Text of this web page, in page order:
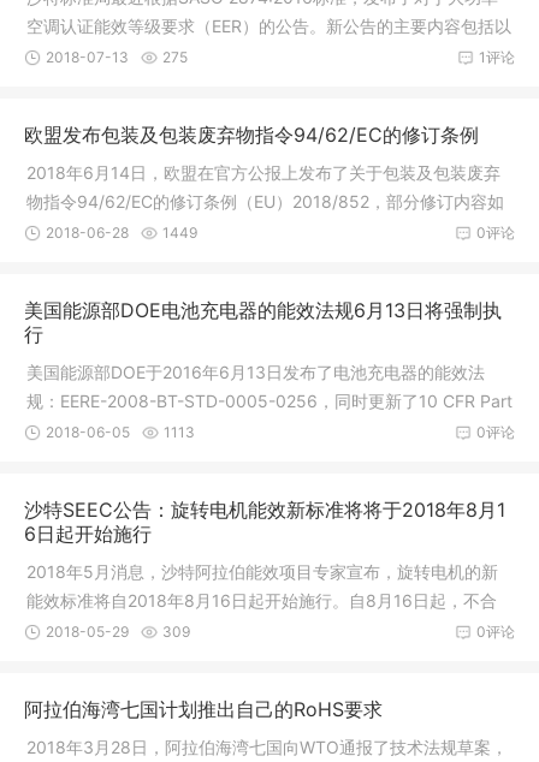
空调认证能效等级要求（EER）的公告。新公告的主要内容包括以
下几点：1）针对大功率空调的符合性证书（CoC）应符合以下要
1评论
2018-07-13 275
欧盟发布包装及包装废弃物指令94/62/EC的修订条例
2018年6月14日，欧盟在官方公报上发布了关于包装及包装废弃
物指令94/62/EC的修订条例（EU）2018/852，部分修订内容如
下：1.第3条第2款：增加2a,2b款关于可重复使用包装和复合包装
0评论
2018-06-28 1449
美国能源部DOE电池充电器的能效法规6月13日将强制执
行
美国能源部DOE于2016年6月13日发布了电池充电器的能效法
规：EERE-2008-BT-STD-0005-0256，同时更新了10 CFR Part
429、430（针对电池充电系统的测试方法和要求），此法规针对
0评论
2018-06-05 1113
沙特SEEC公告：旋转电机能效新标准将将于2018年8月1
6日起开始施行
2018年5月消息，沙特阿拉伯能效项目专家宣布，旋转电机的新
能效标准将自2018年8月16日起开始施行。自8月16日起，不合
规产品一律不得进入沙特海关港口，也不得在沙特本地进行生0评论
2018-05-29 309
阿拉伯海湾七国计划推出自己的RoHS要求
2018年3月28日，阿拉伯海湾七国向WTO通报了技术法规草案，